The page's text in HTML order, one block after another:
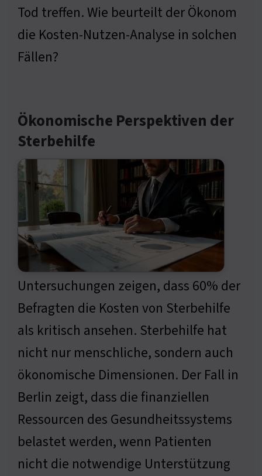
Tod treffen. Wie beurteilt der Ökonom
die Kosten-Nutzen-Analyse in solchen
Fällen?
Ökonomische Perspektiven der
Sterbehilfe
Untersuchungen zeigen, dass 60% der
Befragten die Kosten von Sterbehilfe
als kritisch ansehen. Sterbehilfe hat
nicht nur menschliche, sondern auch
ökonomische Dimensionen. Der Fall in
Berlin zeigt, dass die finanziellen
Ressourcen des Gesundheitssystems
belastet werden, wenn Patienten
nicht die notwendige Unterstützung